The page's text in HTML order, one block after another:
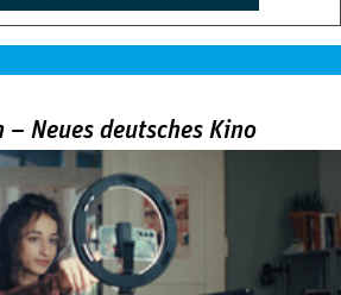
Neues deutsches Kino